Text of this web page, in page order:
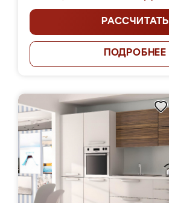
РАССЧИТАТЬ
ПОДРОБНЕЕ